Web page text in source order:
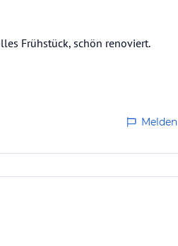
Frühstück, schön renoviert.
Melden